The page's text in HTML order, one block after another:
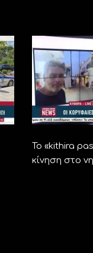
Το «kithira
κίνηση στο